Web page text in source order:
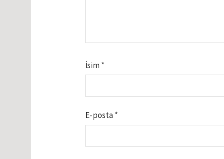
İsim*
E-posta*